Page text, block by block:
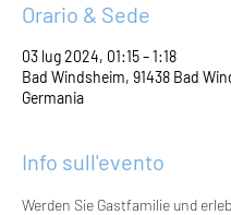
Orario & Sede
03 lug 2024, 01:15 – 1:18
Bad Windsheim, 91438 Bad
Germania
Info sull'evento
Werden Sie Gastfamilie und